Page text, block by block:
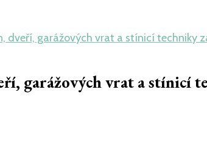
dveří, garážových vrat a stínicí techniky
garážových vrat a stínicí